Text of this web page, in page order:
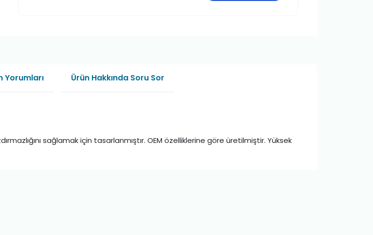
Yorumları Ürün Hakkında Soru Sor
sağlamak için tasarlanmıştır. OEM özelliklerine göre üretilmiştir. Yüksek